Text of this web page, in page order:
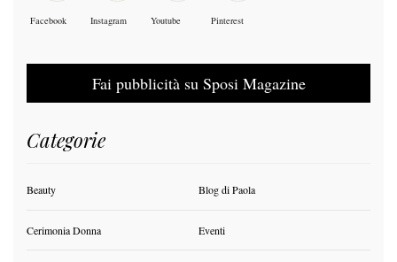
Facebook Instagram Youtube Pinterest
Fai pubblicità su Sposi Magazine
Categorie
Beauty Blog di Paola
Cerimonia Donna Eventi